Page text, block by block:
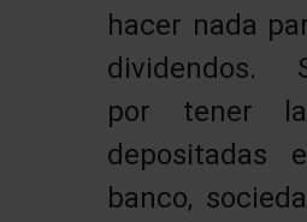
hacer nada
dividendos.
por tener
depositadas
banco,